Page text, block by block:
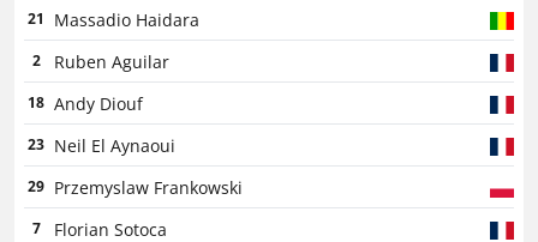
21 Massadio Haidara
2 Ruben Aguilar
18 Andy Diouf
23 Neil El Aynaoui
29 Przemyslaw Frankowski
7 Florian Sotoca